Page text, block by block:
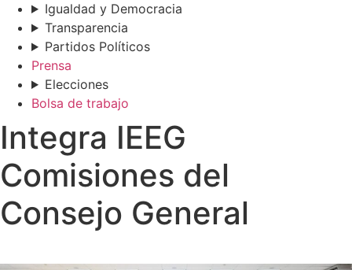
Igualdad y Democracia
Transparencia
Partidos Políticos
Prensa
Elecciones
Bolsa de trabajo
Integra IEEG
Comisiones del
Consejo General